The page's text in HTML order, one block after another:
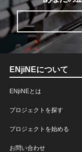
ENjiNEについて
ENjiNEとは
プロジェクトを探す
プロジェクトを始める
お問い合わせ